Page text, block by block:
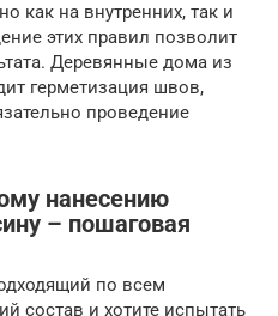
как на внутренних, так и
этих правил позволит
Деревянные дома из
герметизация швов,
проведение
нанесению
– пошаговая
по всем
состав и хотите испытать